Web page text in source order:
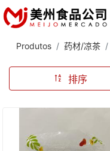
Produtos 药材/凉茶
排序